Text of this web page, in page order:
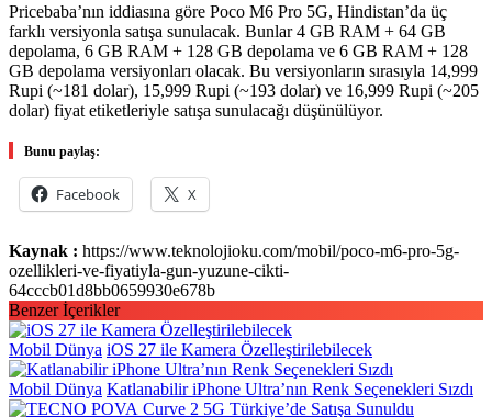
Pricebaba’nın iddiasına göre Poco M6 Pro 5G, Hindistan’da üç
farklı versiyonla satışa sunulacak. Bunlar 4 GB RAM + 64 GB
depolama, 6 GB RAM + 128 GB depolama ve 6 GB RAM + 128
GB depolama versiyonları olacak. Bu versiyonların sırasıyla 14,999
Rupi (~181 dolar), 15,999 Rupi (~193 dolar) ve 16,999 Rupi (~205
dolar) fiyat etiketleriyle satışa sunulacağı düşünülüyor.
Bunu paylaş:
Facebook X
Kaynak : https://www.teknolojioku.com/mobil/poco-m6-pro-5g-
ozellikleri-ve-fiyatiyla-gun-yuzune-cikti-
64cccb01d8bb0659930e678b
Benzer İçerikler
Mobil Dünya iOS 27 ile Kamera Özelleştirilebilecek
Mobil Dünya Katlanabilir iPhone Ultra’nın Renk Seçenekleri Sızdı